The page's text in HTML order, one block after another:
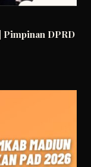
Pimpinan DPRD